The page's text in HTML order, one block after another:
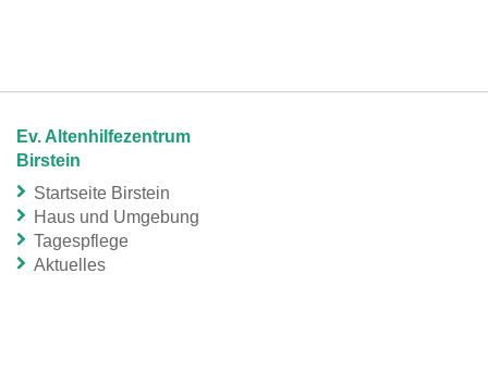
Ev. Altenhilfezentrum
Birstein
Startseite Birstein
Haus und Umgebung
Tagespflege
Aktuelles